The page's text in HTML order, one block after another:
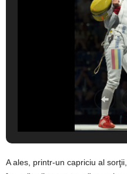
A ales, printr-un capriciu al